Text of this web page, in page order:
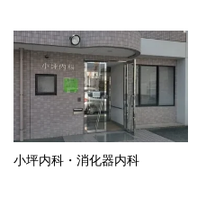
小坪内科・消化器内科